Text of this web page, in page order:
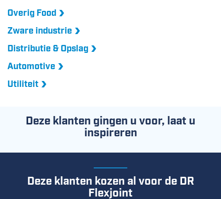
Overig Food
Zware industrie
Distributie & Opslag
Automotive
Utiliteit
Deze klanten gingen u voor, laat u
inspireren
Deze klanten kozen al voor de DR
Flexjoint